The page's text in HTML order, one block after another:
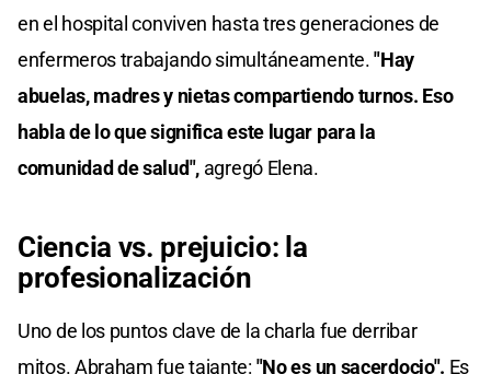
en el hospital conviven hasta tres generaciones de
enfermeros trabajando simultáneamente."Hay
abuelas, madres y nietas compartiendo turnos. Eso
habla de lo que significa este lugar para la
comunidad de salud", agregó Elena.
Ciencia vs. prejuicio: la
profesionalización
Uno de los puntos clave de la charla fue derribar
mitos. Abraham fue tajante: "No es un sacerdocio". Es